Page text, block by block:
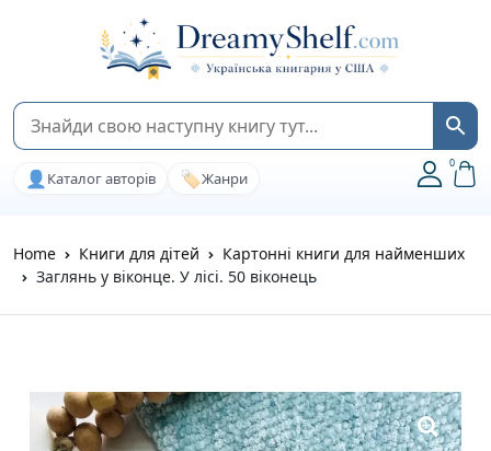
👤 Каталог авторів 🏷️Жанри
0
Home Книги для дітей
Картонні книги для найменших
Заглянь у віконце. У лісі. 50 віконець